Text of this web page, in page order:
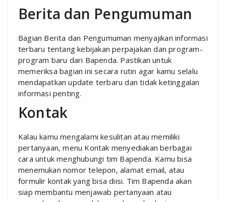
Berita dan Pengumuman
Bagian Berita dan Pengumuman menyajikan informasi
terbaru tentang kebijakan perpajakan dan program-
program baru dari Bapenda. Pastikan untuk
memeriksa bagian ini secara rutin agar kamu selalu
mendapatkan update terbaru dan tidak ketinggalan
informasi penting.
Kontak
Kalau kamu mengalami kesulitan atau memiliki
pertanyaan, menu Kontak menyediakan berbagai
cara untuk menghubungi tim Bapenda. Kamu bisa
menemukan nomor telepon, alamat email, atau
formulir kontak yang bisa diisi. Tim Bapenda akan
siap membantu menjawab pertanyaan atau